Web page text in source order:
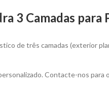
3 Camadas para
de três camadas (exterior
Contacte-nos para